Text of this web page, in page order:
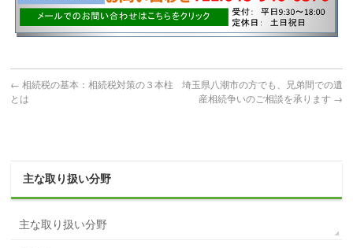
← 相続税の基本：相続税対策の３本柱
とは
埼玉県八潮市の方でも、兄弟間での遺
産相続争いのご相談を承ります →
主な取り扱い分野
主な取り扱い分野